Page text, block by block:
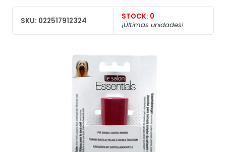
SKU: 022517912324 STOCK: 0
¡Últimas unidades!